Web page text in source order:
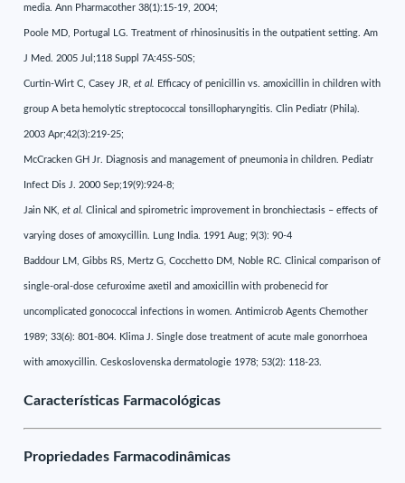
media. Ann Pharmacother 38(1):15-19, 2004;
Poole MD, Portugal LG. Treatment of rhinosinusitis in the outpatient setting. Am
J Med. 2005 Jul;118 Suppl 7A:45S-50S;
Curtin-Wirt C, Casey JR,et al. Efficacy of penicillin vs. amoxicillin in children with
group A beta hemolytic streptococcal tonsillopharyngitis. Clin Pediatr (Phila).
2003 Apr;42(3):219-25;
McCracken GH Jr. Diagnosis and management of pneumonia in children. Pediatr
Infect Dis J. 2000 Sep;19(9):924-8;
Jain NK,et al. Clinical and spirometric improvement in bronchiectasis – effects of
varying doses of amoxycillin. Lung India. 1991 Aug; 9(3): 90-4
Baddour LM, Gibbs RS, Mertz G, Cocchetto DM, Noble RC. Clinical comparison of
single-oral-dose cefuroxime axetil and amoxicillin with probenecid for
uncomplicated gonococcal infections in women. Antimicrob Agents Chemother
1989; 33(6): 801-804. Klima J. Single dose treatment of acute male gonorrhoea
with amoxycillin. Ceskoslovenska dermatologie 1978; 53(2): 118-23.
Características Farmacológicas
Propriedades Farmacodinâmicas